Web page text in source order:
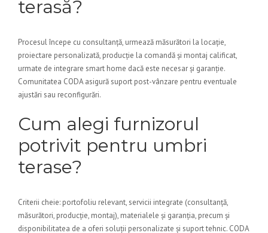
terasă?
Procesul începe cu consultanță, urmează măsurători la locație,
proiectare personalizată, producție la comandă și montaj calificat,
urmate de integrare smart home dacă este necesar și garanție.
Comunitatea CODA asigură suport post-vânzare pentru eventuale
ajustări sau reconfigurări.
Cum alegi furnizorul
potrivit pentru umbri
terase?
Criterii cheie: portofoliu relevant, servicii integrate (consultanță,
măsurători, producție, montaj), materialele și garanția, precum și
disponibilitatea de a oferi soluții personalizate și suport tehnic. CODA